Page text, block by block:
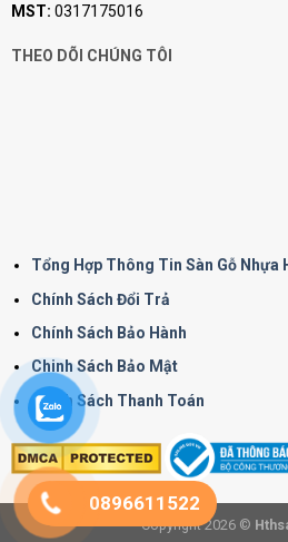
MST: 0317175016
THEO DÕI CHÚNG TÔI
Tổng Hợp Thông Tin Sàn Gỗ Nhựa
Chính Sách Đổi Trả
Chính Sách Bảo Hành
Chinh Sách Bảo Mật
Chính Sách Thanh Toán
Copyright 2026 ©
0896611522